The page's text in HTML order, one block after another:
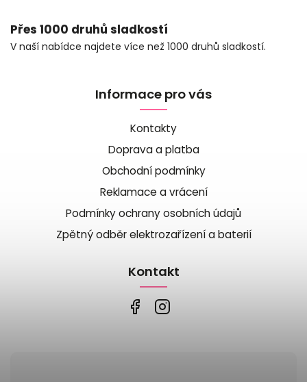
Přes 1000 druhů sladkostí
V naší nabídce najdete více než 1000 druhů sladkostí.
Informace pro vás
Kontakty
Doprava a platba
Obchodní podmínky
Reklamace a vrácení
Podmínky ochrany osobních údajů
Zpětný odběr elektrozařízení a baterií
Kontakt